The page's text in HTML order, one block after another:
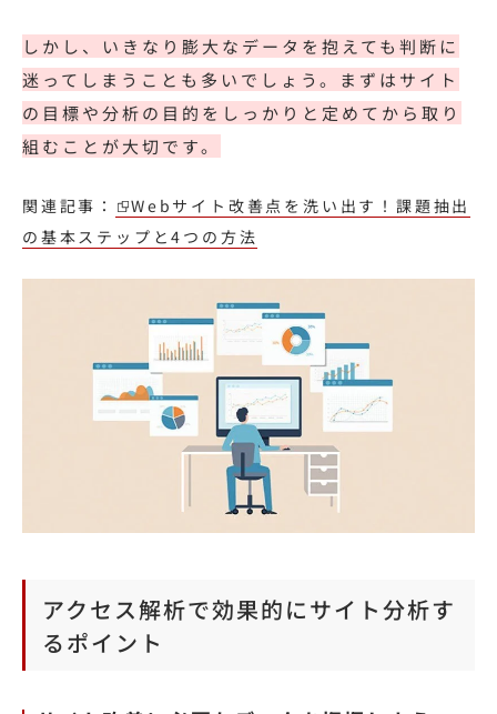
しかし、いきなり膨大なデータを抱えても判断に
迷ってしまうことも多いでしょう。まずはサイト
の目標や分析の目的をしっかりと定めてから取り
組むことが大切です。
関連記事：
Webサイト改善点を洗い出す！課題抽出
の基本ステップと4つの方法
アクセス解析で効果的にサイト分析す
るポイント